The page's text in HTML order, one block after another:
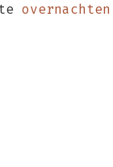
overnachten